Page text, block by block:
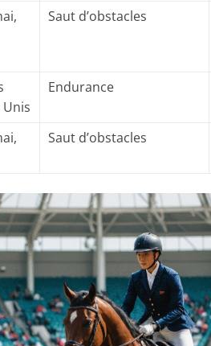
Saut d’obstacles
Endurance
Saut d’obstacles